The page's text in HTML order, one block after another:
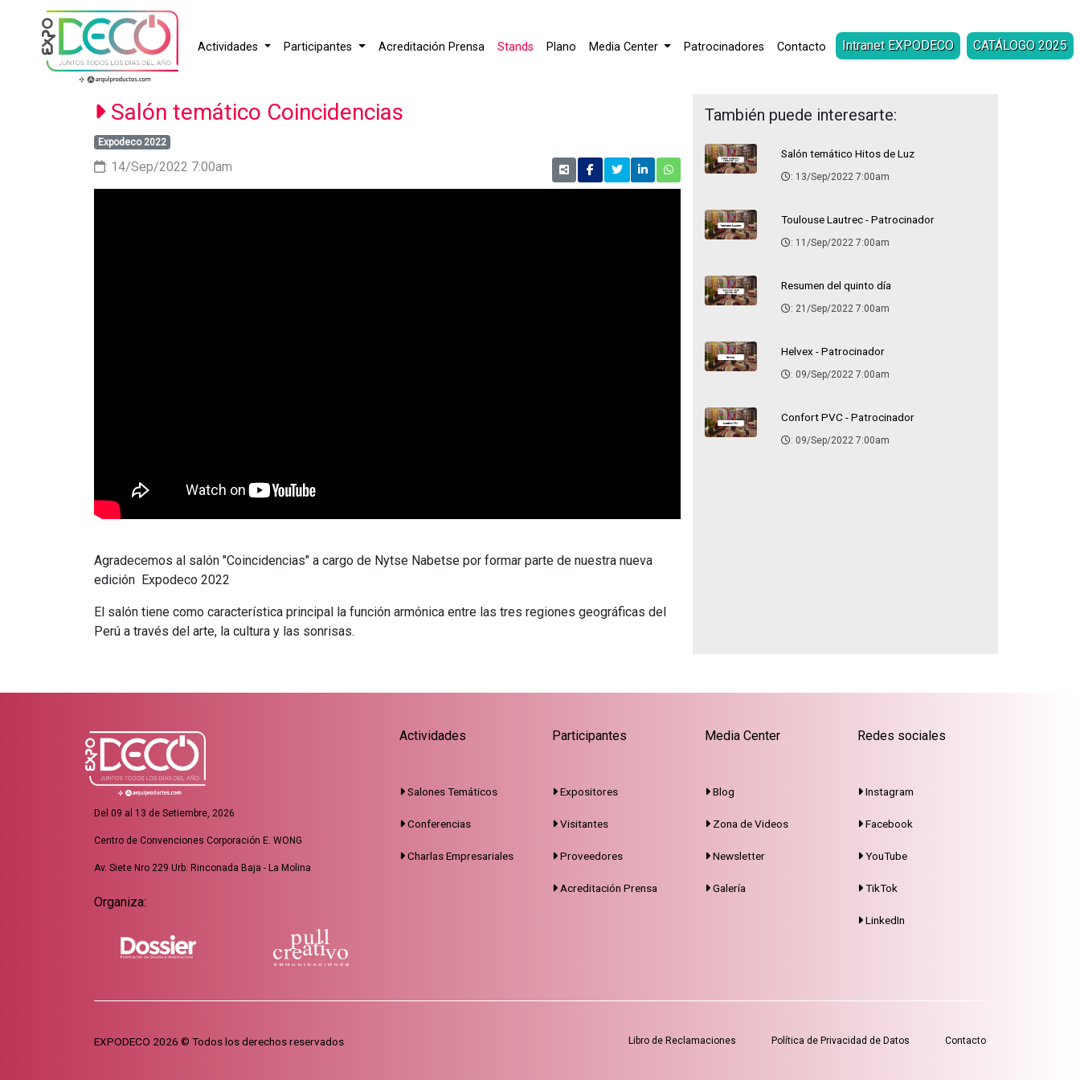
Actividades Participantes Acreditación Prensa Stands Plano Media Center Patrocinadores Contacto Intranet EXPODECO CATÁLOGO 2025
Salón temático Coincidencias
Expodeco 2022
: 14/Sep/2022 7:00am
Agradecemos al salón "Coincidencias" a cargo de Nytse Nabetse por formar parte de nuestra nueva
edición Expodeco 2022
El salón tiene como característica principal la función armónica entre las tres regiones geográficas del
Perú a través del arte, la cultura y las sonrisas.
También puede interesarte:
Salón temático Hitos de Luz
: 13/Sep/2022 7:00am
Toulouse Lautrec - Patrocinador
: 11/Sep/2022 7:00am
Resumen del quinto día
: 21/Sep/2022 7:00am
Helvex - Patrocinador
: 09/Sep/2022 7:00am
Confort PVC - Patrocinador
: 09/Sep/2022 7:00am
Del 09 al 13 de Setiembre, 2026
Centro de Convenciones Corporación E. WONG
Av. Siete Nro 229 Urb. Rinconada Baja - La Molina
Organiza:
Actividades
Salones Temáticos
Conferencias
Charlas Empresariales
Participantes
Expositores
Visitantes
Proveedores
Acreditación Prensa
Media Center
Blog
Zona de Videos
Newsletter
Galería
Redes sociales
Instagram
Facebook
YouTube
TikTok
LinkedIn
EXPODECO 2026 © Todos los derechos reservados Libro de Reclamaciones Política de Privacidad de Datos Contacto